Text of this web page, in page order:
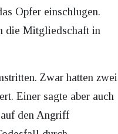
Opfer einschlugen.
die Mitgliedschaft in
Zwar hatten zwei
Einer sagte aber auch
den Angriff